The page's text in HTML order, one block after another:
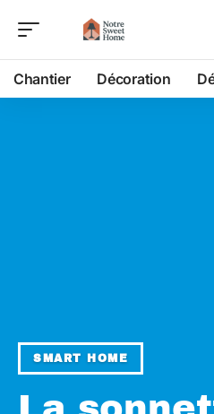
Chantier Décoration
SMART HOME